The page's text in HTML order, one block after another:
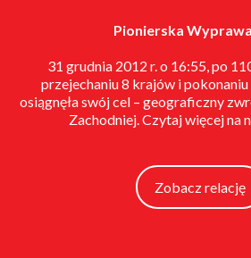
Pionierska
31 grudnia 2012 r. o 16:55, po
przejechaniu 8 krajów i
osiągnęła swój cel – geograficzny
Zachodniej. Czytaj więcej na
Zobacz relację